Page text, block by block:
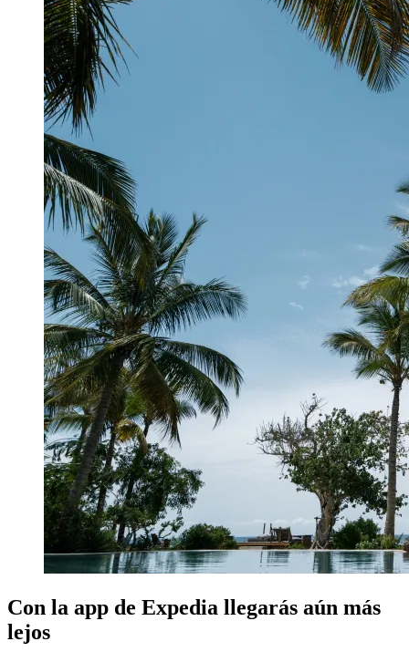
Con la app de Expedia llegarás aún más
lejos